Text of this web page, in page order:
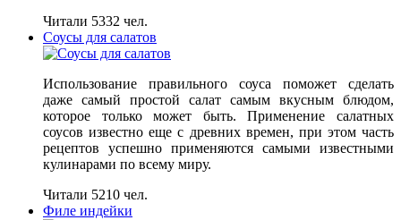
Читали 5332 чел.
Соусы для салатов
Использование правильного соуса поможет сделать
даже самый простой салат самым вкусным блюдом,
которое только может быть. Применение салатных
соусов известно еще с древних времен, при этом часть
рецептов успешно применяются самыми известными
кулинарами по всему миру.
Читали 5210 чел.
Филе индейки